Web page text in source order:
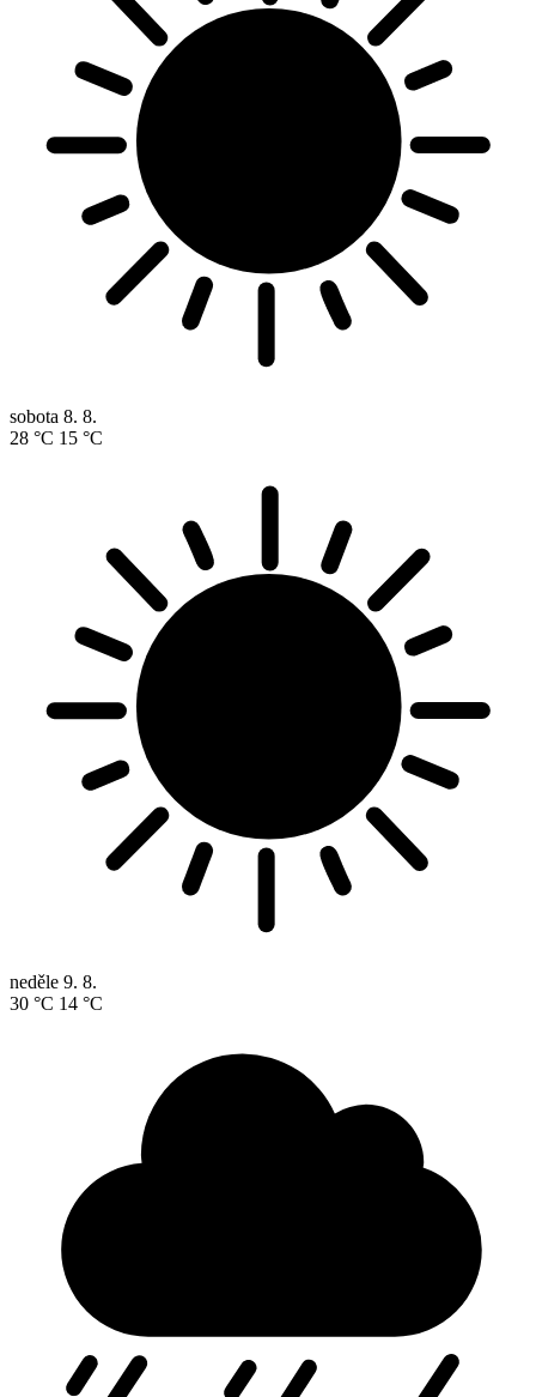
sobota 8. 8.
28 °C 15 °C
neděle 9. 8.
30 °C 14 °C